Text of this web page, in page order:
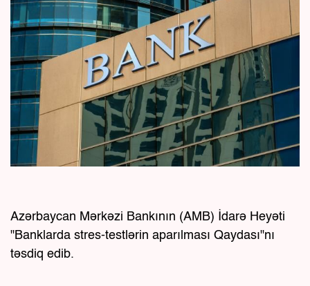
Azərbaycan Mərkəzi Bankının (AMB) İdarə Heyəti
"Banklarda stres-testlərin aparılması Qaydası"nı
təsdiq edib.